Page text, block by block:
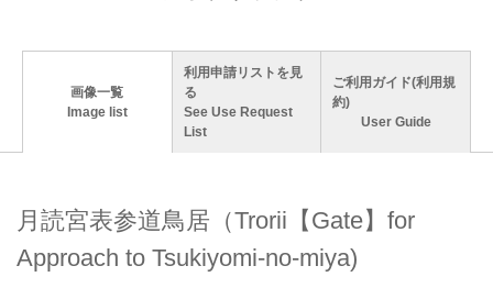
画像一覧
Image list
利用申請リストを見
る
See Use Request
List
ご利用ガイド(利用規
約)
User Guide
月読宮表参道鳥居（Trorii【Gate】for
Approach to Tsukiyomi-no-miya)